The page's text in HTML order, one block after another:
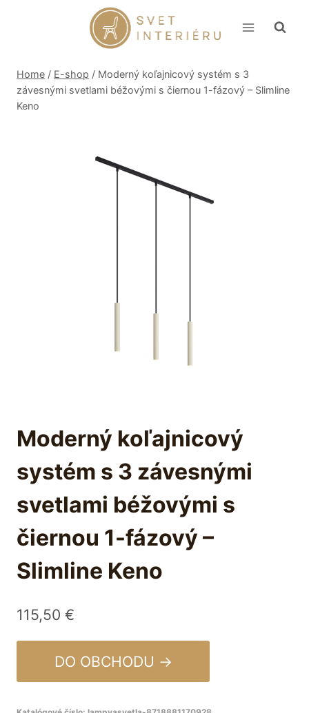
Home / E-shop / Moderný koľajnicový systém s 3
závesnými svetlami béžovými s čiernou 1-fázový – Slimline
Keno
Moderný koľajnicový
systém s 3 závesnými
svetlami béžovými s
čiernou 1-fázový –
Slimline Keno
115,50 €
DO OBCHODU →